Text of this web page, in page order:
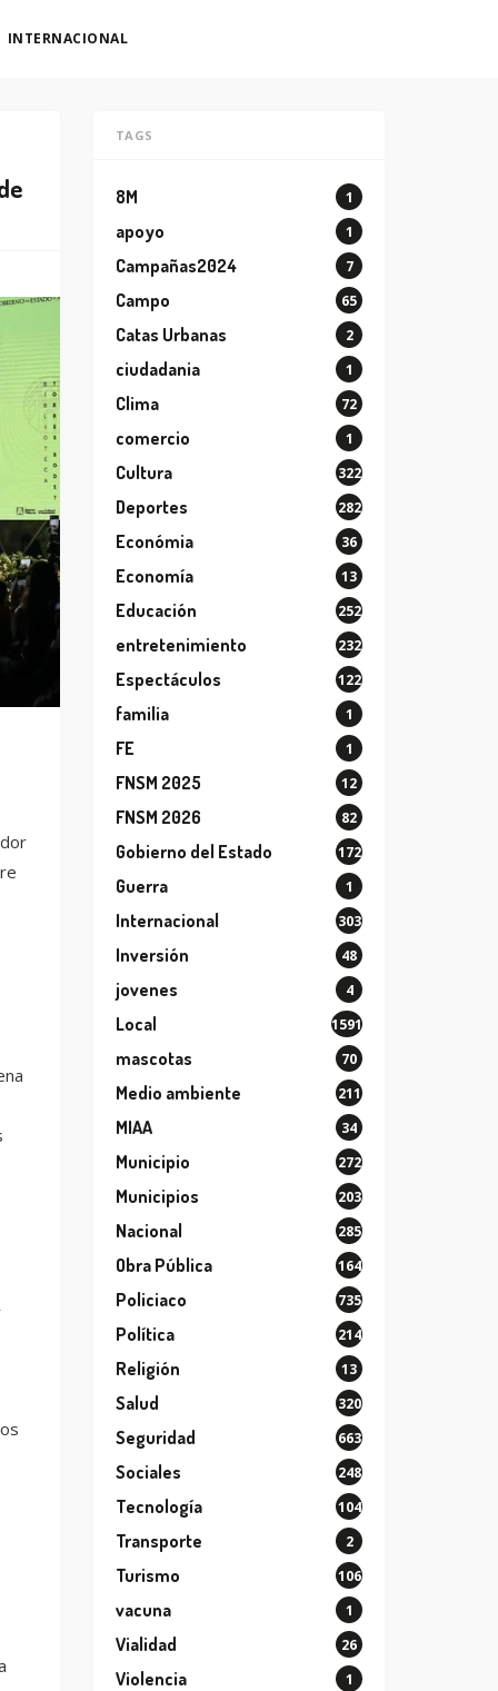
INTERNACIONAL
TAGS
8M 1
apoyo 1
Campañas2024 7
Campo 65
Catas Urbanas 2
ciudadania 1
Clima 72
comercio 1
Cultura 322
Deportes 282
Económia 36
Economía 13
Educación 252
entretenimiento 232
Espectáculos 122
familia 1
FE 1
FNSM 2025 12
FNSM 2026 82
Gobierno del Estado 172
Guerra 1
Internacional 303
Inversión 48
jovenes 4
Local 1591
mascotas 70
Medio ambiente 211
MIAA 34
Municipio 272
Municipios 203
Nacional 285
Obra Pública 164
Policiaco 735
Política 214
Religión 13
Salud 320
Seguridad 663
Sociales 248
Tecnología 104
Transporte 2
Turismo 106
vacuna 1
Vialidad 26
Violencia 1